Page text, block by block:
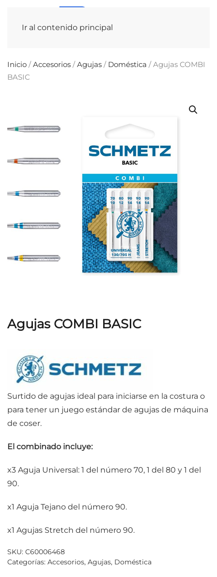
Ir al contenido principal
Inicio /Accesorios /Agujas / Doméstica / Agujas COMBI
BASIC
Agujas COMBI BASIC
Surtido de agujas ideal para iniciarse en la costura o
para tener un juego estándar de agujas de máquina
de coser.
El combinado incluye:
x3 Aguja Universal: 1 del número 70, 1 del 80 y 1 del
90.
x1 Aguja Tejano del número 90.
x1 Agujas Stretch del número 90.
SKU: C60006468
Categorías: Accesorios, Agujas, Doméstica